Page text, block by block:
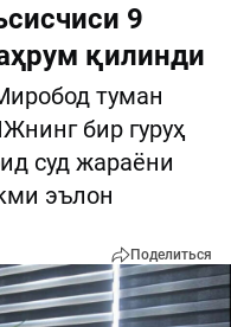
9
қилинди
туман
бир гуруҳ
суд жараёни
эълон
Поделиться